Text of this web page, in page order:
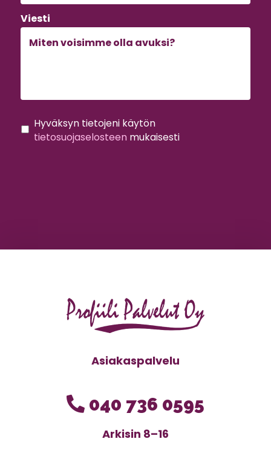
Viesti
A
D Hyväksyn tietojeni käytön
tietosuojaselosteen mukaisesti
Asiakaspalvelu
040 736 0595
Arkisin 8–16